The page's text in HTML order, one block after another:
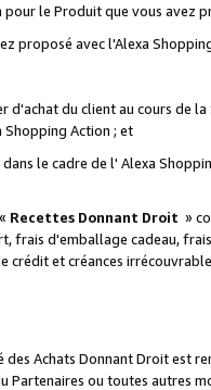
le Produit que vous avez
proposé avec l'Alexa
du client au cours de
Shopping Action ; et
le cadre de l' Alexa
Recettes Donnant Droit »
frais d'emballage cadeau,
crédit et créances
Achats Donnant Droit est
Partenaires ou toutes autres